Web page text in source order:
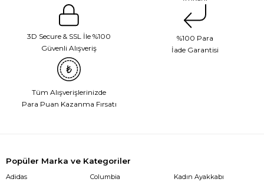
3D Secure & SSL İle %100
Güvenli Alışveriş
%100 Para
İade Garantisi
Tüm Alışverişlerinizde
Para Puan Kazanma Fırsatı
Popüler Marka ve Kategoriler
Adidas
Columbia
Kadın Ayakkabı